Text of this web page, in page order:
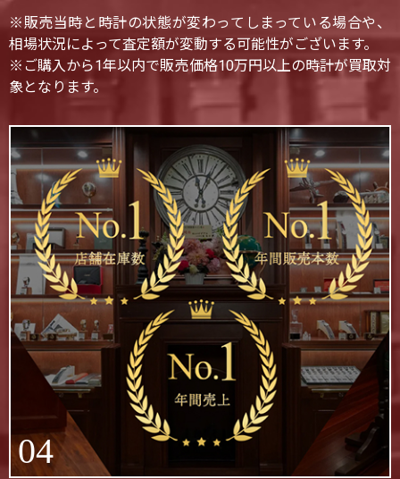
※販売当時と時計の状態が変わってしまっている場合や、
相場状況によって査定額が変動する可能性がございます。
※ご購入から1年以内で販売価格10万円以上の時計が買取対
象となります。
04